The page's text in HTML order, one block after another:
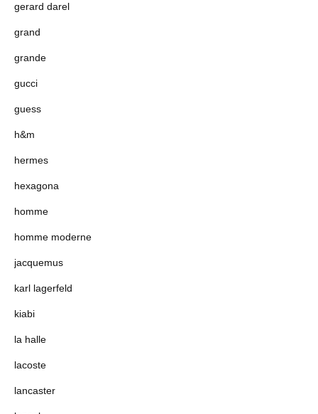
gerard darel
grand
grande
gucci
guess
h&m
hermes
hexagona
homme
homme moderne
jacquemus
karl lagerfeld
kiabi
la halle
lacoste
lancaster